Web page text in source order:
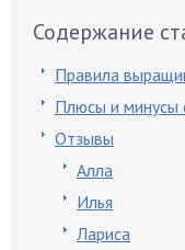
Содержание
Правила
Плюсы и минусы
Отзывы
Алла
Илья
Лариса